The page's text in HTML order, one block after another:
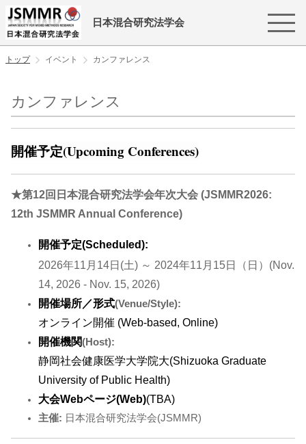
日本混合研究法学会
トップ イベント カンファレンス
カンファレンス
開催予定(Upcoming Conferences)
★第12回日本混合研究法学会年次大会 (JSMMR2026:
12th JSMMR Annual Conference)
開催予定(Scheduled):
2026年11月14日(土) ～ 2024年11月15日（日）(Nov.
14, 2026 - Nov. 15, 2026)
開催場所／形式(Venue/Style):
オンライン開催 (Web-based, Online)
開催機関(Host):
静岡社会健康医学大学院大(Shizuoka Graduate
University of Public Health)
大会Webページ(Web)(TBA)
主催: 日本混合研究法学会(JSMMR)